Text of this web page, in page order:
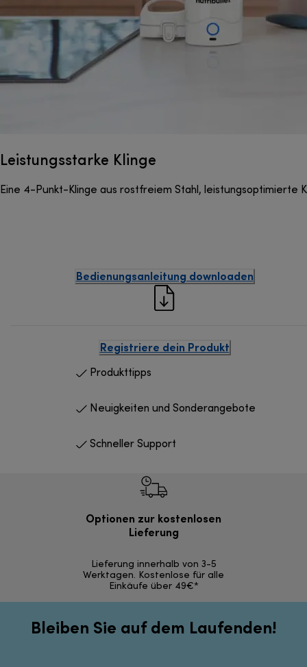
Leistungsstarke Klinge
Eine 4-Punkt-Klinge aus rostfreiem Stahl,
Bedienungsanleitung downloaden
Registriere dein Produkt
Produkttipps
Neuigkeiten und Sonderangebote
Schneller Support
Optionen zur kostenlosen
Lieferung
Lieferung innerhalb von 3-5
Werktagen. Kostenlose für alle
Einkäufe über 49€*
Bleiben Sie auf dem Laufenden!